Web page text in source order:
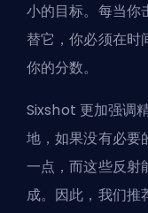
小的目标。每当你
替它，你必须在时
你的分数。
Sixshot 更加强调
地，如果没有必要
一点，而这些反射
成。因此，我们